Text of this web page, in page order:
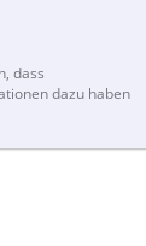
dass
dazu haben